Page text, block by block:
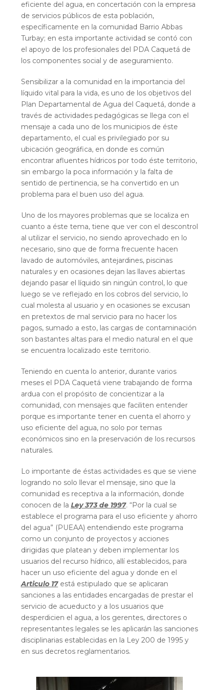
eficiente del agua, en concertación con la empresa
de servicios públicos de esta población,
específicamente en la comunidad Barrio Abbas
Turbay; en esta importante actividad se contó con
el apoyo de los profesionales del PDA Caquetá de
los componentes social y de aseguramiento.
Sensibilizar a la comunidad en la importancia del
líquido vital para la vida, es uno de los objetivos del
Plan Departamental de Agua del Caquetá, donde a
través de actividades pedagógicas se llega con el
mensaje a cada uno de los municipios de éste
departamento, el cual es privilegiado por su
ubicación geográfica, en donde es común
encontrar afluentes hídricos por todo éste territorio,
sin embargo la poca información y la falta de
sentido de pertinencia, se ha convertido en un
problema para el buen uso del agua.
Uno de los mayores problemas que se localiza en
cuanto a éste tema, tiene que ver con el descontrol
al utilizar el servicio, no siendo aprovechado en lo
necesario, sino que de forma frecuente hacen
lavado de automóviles, antejardines, piscinas
naturales y en ocasiones dejan las llaves abiertas
dejando pasar el líquido sin ningún control, lo que
luego se ve reflejado en los cobros del servicio, lo
cual molesta al usuario y en ocasiones se excusan
en pretextos de mal servicio para no hacer los
pagos, sumado a esto, las cargas de contaminación
son bastantes altas para el medio natural en el que
se encuentra localizado este territorio.
Teniendo en cuenta lo anterior, durante varios
meses el PDA Caquetá viene trabajando de forma
ardua con el propósito de concientizar a la
comunidad, con mensajes que faciliten entender
porque es importante tener en cuenta el ahorro y
uso eficiente del agua, no solo por temas
económicos sino en la preservación de los recursos
naturales.
Lo importante de éstas actividades es que se viene
logrando no solo llevar el mensaje, sino que la
comunidad es receptiva a la información, donde
conocen de la Ley 373 de 1997. “Por la cual se
establece el programa para el uso eficiente y ahorro
del agua” (PUEAA) entendiendo este programa
como un conjunto de proyectos y acciones
dirigidas que platean y deben implementar los
usuarios del recurso hídrico, allí establecidos, para
hacer un uso eficiente del agua y donde en el
Articulo 17está estipulado que se aplicaran
sanciones a las entidades encargadas de prestar el
servicio de acueducto y a los usuarios que
desperdicien el agua, a los gerentes, directores o
representantes legales se les aplicarán las sanciones
disciplinarias establecidas en la Ley 200 de 1995 y
en sus decretos reglamentarios.